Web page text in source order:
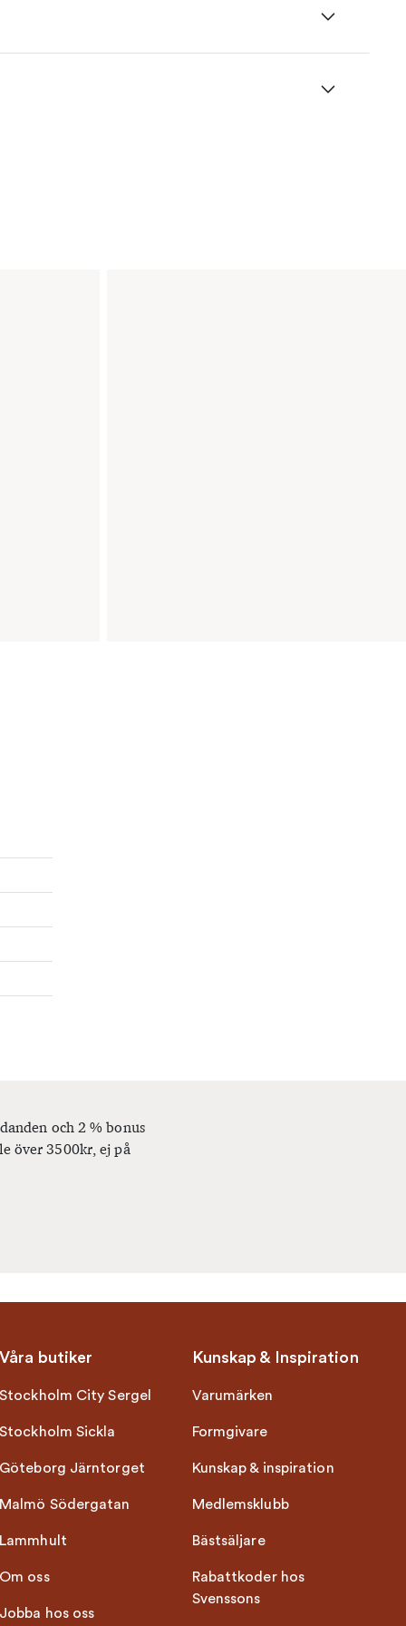
och 2 % bonus
över 3500kr, ej på
Våra butiker
Stockholm City Sergel
Stockholm Sickla
Göteborg Järntorget
Malmö Södergatan
Lammhult
Om oss
Jobba hos oss
Kunskap & Inspiration
Varumärken
Formgivare
Kunskap & inspiration
Medlemsklubb
Bästsäljare
Rabattkoder hos
Svenssons